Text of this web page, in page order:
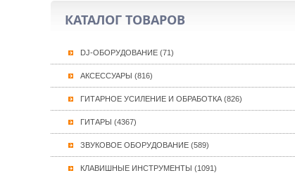
КАТАЛОГ ТОВАРОВ
DJ-ОБОРУДОВАНИЕ (71)
АКСЕССУАРЫ (816)
ГИТАРНОЕ УСИЛЕНИЕ И ОБРАБОТКА (826)
ГИТАРЫ (4367)
ЗВУКОВОЕ ОБОРУДОВАНИЕ (589)
КЛАВИШНЫЕ ИНСТРУМЕНТЫ (1091)